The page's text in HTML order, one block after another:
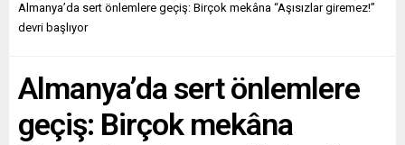
Almanya’da sert önlemlere geçiş: Birçok mekâna “Aşısızlar giremez!”
devri başlıyor
Almanya’da sert önlemlere
geçiş: Birçok mekâna